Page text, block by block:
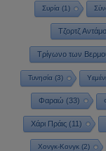
Συρία(1)
Τζορτζ
Τρίγωνο των
Τυνησία(3)
Φαραώ (33)
Χάρι Πράις (11)
Χονγκ-Κονγκ(2)